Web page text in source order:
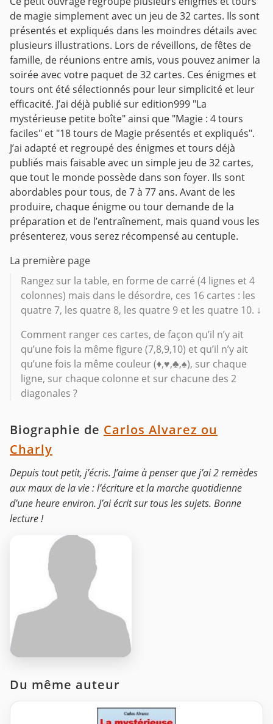
de magie simplement avec un jeu de 32 cartes. Ils sont
présentés et expliqués dans les moindres détails avec
plusieurs illustrations. Lors de réveillons, de fêtes de
famille, de réunions entre amis, vous pouvez animer la
soirée avec votre paquet de 32 cartes. Ces énigmes et
tours ont été sélectionnés pour leur simplicité et leur
efficacité. J’ai déjà publié sur edition999 "La
mystérieuse petite boîte" ainsi que "Magie : 4 tours
faciles" et "18 tours de Magie présentés et expliqués".
J’ai adapté et regroupé des énigmes et tours déjà
publiés mais faisable avec un simple jeu de 32 cartes,
que tout le monde possède dans son foyer. Ils sont
abordables pour tous, de 7 à 77 ans. Avant de les
produire, chaque énigme ou tour demande de la
préparation et de l’entraînement, mais quand vous les
présenterez, vous serez récompensé au centuple.
La première page
Rangez sur la table, en forme de carré (4 lignes et 4
colonnes) mais dans le désordre, ces 16 cartes : les
quatre 7, les quatre 8, les quatre 9 et les quatre 10. ↓
Comment ranger ces cartes, de façon qu’il n’y ait
qu’une fois la même figure (7,8,9,10) et qu’il n’y ait
qu’une fois la même couleur (♦,♥,♣,♠), sur chaque
ligne, sur chaque colonne et sur chacune des 2
diagonales ?
Biographie de Carlos Alvarez ou
Charly
Depuis tout petit, j’écris. J’aime à penser que j’ai 2 remèdes
aux maux de la vie : l’écriture et la marche quotidienne
d’une heure environ. J’ai écrit sur tous les sujets. Bonne
lecture !
Du même auteur